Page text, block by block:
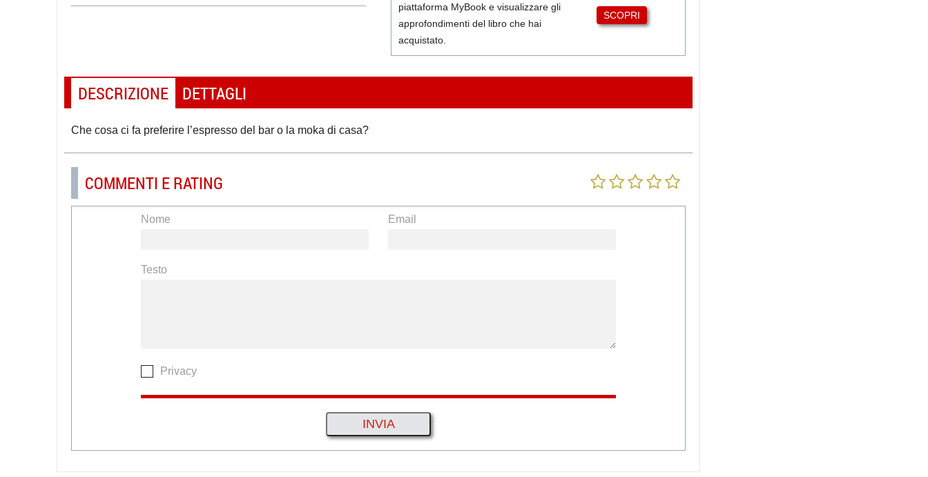
piattaforma MyBook e visualizzare gli
approfondimenti del libro che hai
acquistato.
SCOPRI
DESCRIZIONE DETTAGLI
Che cosa ci fa preferire l’espresso del bar o la moka di casa?
COMMENTI E RATING
Nome Email
Testo
Privacy